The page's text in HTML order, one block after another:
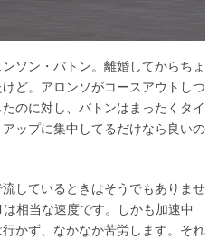
ソン・バトン。離婚してからちょ
ど。アロンソがコースアウトしつ
のに対し、バトンはまったくタイ
ップに集中してるだけなら良いの
しているときはそうでもありませ
相当な速度です。しかも加速中
かず、なかなか苦労します。それ